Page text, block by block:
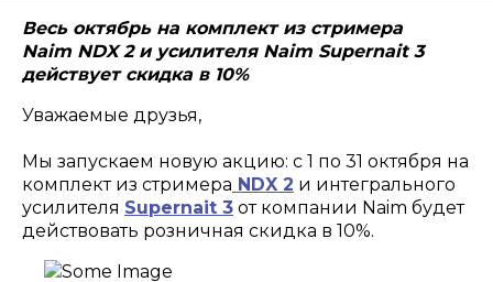
Весь октябрь на комплект из стримера
Naim NDX2 и усилителя Naim Supernait3
действует скидка в 10%
Уважаемые друзья,
Мы запускаем новую акцию: с 1 по 31 октября на
комплект из стримера NDX 2 и интегрального
усилителя Supernait 3 от компании Naim будет
действовать розничная скидка в 10%.